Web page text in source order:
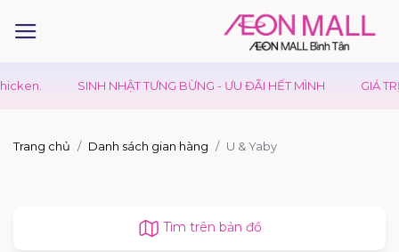
SINH NHẬT TƯNG BỪNG - ƯU ĐÃI HẾT MÌNH GIÁ TRỊ
Trang chủ Danh sách gian hàng U & Yaby
Tìm trên bản đồ